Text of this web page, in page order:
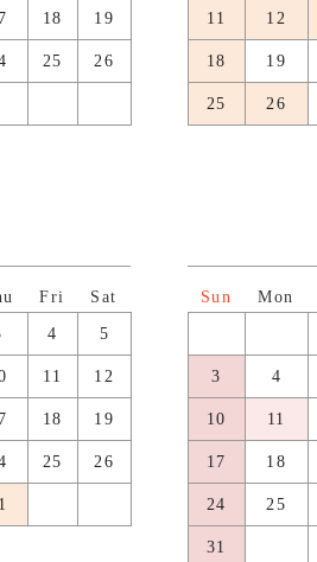
18 19
25 26
11 12
18 19
25 26
4 5
11 12
18 19
25 26
3 4
10 11
17 18
24 25
31